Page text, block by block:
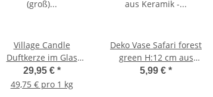
Village Candle
Duftkerze im Glas
(groß) Togetherness -
Unity Collection - Kerze
29,95 € *
49,75 € pro 1 kg
Deko Vase Safari forest
green H:12 cm aus
Keramik - Vasen,
5,99 € *